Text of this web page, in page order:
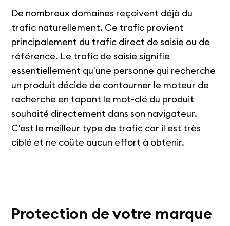
De nombreux domaines reçoivent déjà du
trafic naturellement. Ce trafic provient
principalement du trafic direct de saisie ou de
référence. Le trafic de saisie signifie
essentiellement qu'une personne qui recherche
un produit décide de contourner le moteur de
recherche en tapant le mot-clé du produit
souhaité directement dans son navigateur.
C'est le meilleur type de trafic car il est très
ciblé et ne coûte aucun effort à obtenir.
Protection de votre marque